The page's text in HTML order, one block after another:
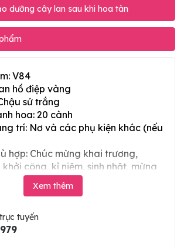
dưỡng cây lan sau khi hoa tàn
V84
hồ điệp vàng
sứ trắng
hoa: 20 cành
trí: Nơ và các phụ kiện khác (nếu
hợp: Chúc mừng khai trương,
công, kỉ niệm, sinh nhật, mừng
tân gia và các ngày lễ tết trong
Xem thêm
tuyến